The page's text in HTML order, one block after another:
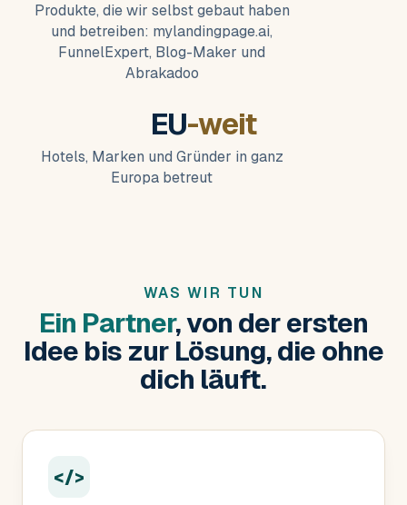
Produkte, die wir selbst gebaut haben
und betreiben: mylandingpage.ai,
FunnelExpert, Blog-Maker und
Abrakadoo
EU-weit
Hotels, Marken und Gründer in ganz
Europa betreut
WAS WIR TUN
Ein Partner, von der ersten
Idee bis zur Lösung, die ohne
dich läuft.
</>